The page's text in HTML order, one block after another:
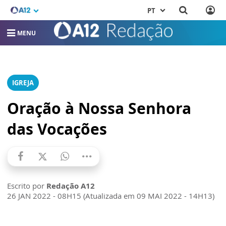
PT
MENU
IGREJA
Oração à Nossa Senhora
das Vocações
Escrito por Redação A12
26 JAN 2022 - 08H15 (Atualizada em 09 MAI 2022 - 14H13)